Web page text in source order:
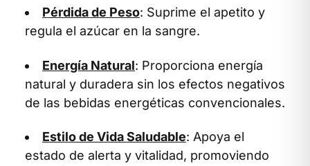
Pérdida de Peso: Suprime el apetito y
regula el azúcar en la sangre.
Energía Natural: Proporciona energía
natural y duradera sin los efectos negativos
de las bebidas energéticas convencionales.
Estilo de Vida Saludable: Apoya el
estado de alerta y vitalidad, promoviendo